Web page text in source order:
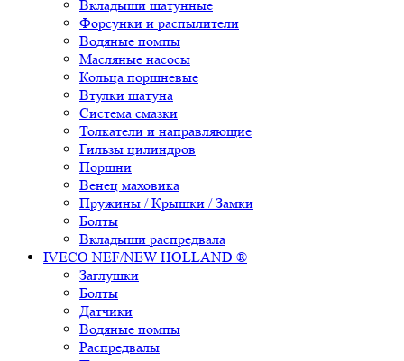
Вкладыши шатунные
Форсунки и распылители
Водяные помпы
Масляные насосы
Кольца поршневые
Втулки шатуна
Система смазки
Толкатели и направляющие
Гильзы цилиндров
Поршни
Венец маховика
Пружины / Крышки / Замки
Болты
Вкладыши распредвала
IVECO NEF/NEW HOLLAND ®
Заглушки
Болты
Датчики
Водяные помпы
Распредвалы